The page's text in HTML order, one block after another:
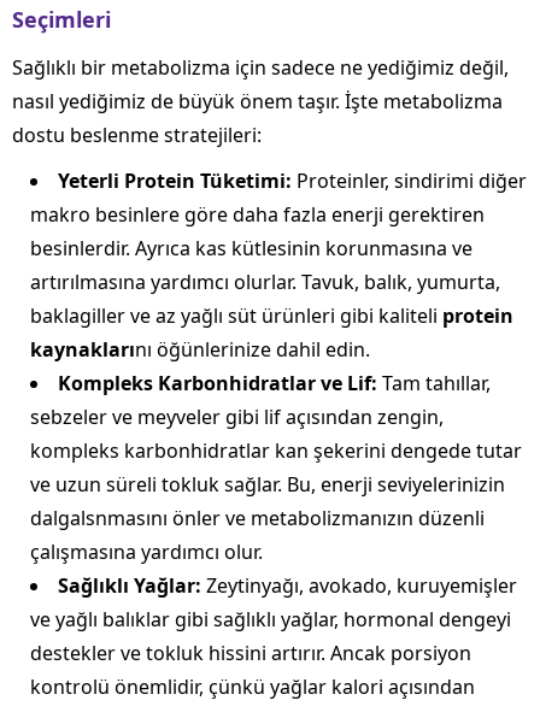
Seçimleri
Sağlıklı bir metabolizma için sadece ne yediğimiz değil,
nasıl yediğimiz de büyük önem taşır. İşte metabolizma
dostu beslenme stratejileri:
Yeterli Protein Tüketimi: Proteinler, sindirimi diğer
makro besinlere göre daha fazla enerji gerektiren
besinlerdir. Ayrıca kas kütlesinin korunmasına ve
artırılmasına yardımcı olurlar. Tavuk, balık, yumurta,
baklagiller ve az yağlı süt ürünleri gibi kaliteli protein
kaynaklarını öğünlerinize dahil edin.
Kompleks Karbonhidratlar ve Lif: Tam tahıllar,
sebzeler ve meyveler gibi lif açısından zengin,
kompleks karbonhidratlar kan şekerini dengede tutar
ve uzun süreli tokluk sağlar. Bu, enerji seviyelerinizin
dalgalsnmasını önler ve metabolizmanızın düzenli
çalışmasına yardımcı olur.
Sağlıklı Yağlar: Zeytinyağı, avokado, kuruyemişler
ve yağlı balıklar gibi sağlıklı yağlar, hormonal dengeyi
destekler ve tokluk hissini artırır. Ancak porsiyon
kontrolü önemlidir, çünkü yağlar kalori açısından